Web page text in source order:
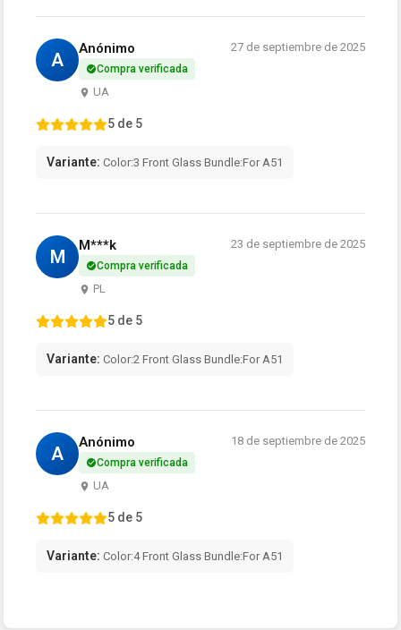
A
Anónimo
Compra verificada
UA
27 de septiembre de 2025
5 de 5
Variante: Color:3 Front Glass Bundle:For A51
M
M***k
Compra verificada
PL
23 de septiembre de 2025
5 de 5
Variante: Color:2 Front Glass Bundle:For A51
A
Anónimo
Compra verificada
UA
18 de septiembre de 2025
5 de 5
Variante: Color:4 Front Glass Bundle:For A51